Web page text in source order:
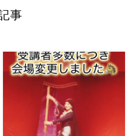
いただけることとなりました！
ありがとうー！ ショー＆ハフ
[…]
事